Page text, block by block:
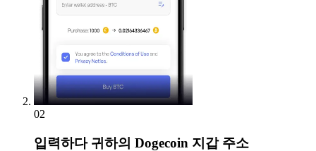
02
입력하다귀하의 Dogecoin 지갑 주소